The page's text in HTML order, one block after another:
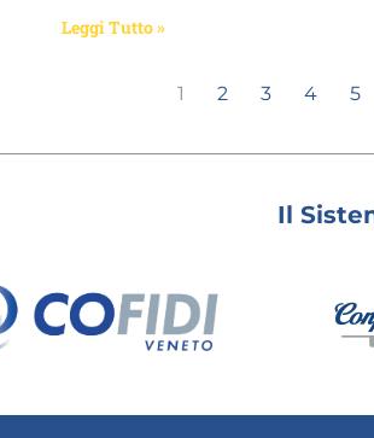
Leggi Tutto »
1 2 3 4 5
Il